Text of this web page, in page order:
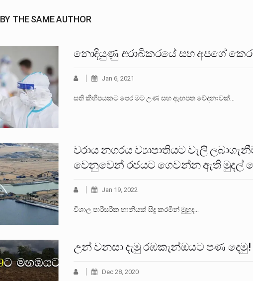
BY THE SAME AUTHOR
නොදියුණු අරාබිකරයේ සහ අපගේ
Jan 6, 2021
සති කිහිපයකට පෙර මට උණ සහ ඇඟපත වේදනාවක්…
වරාය නගරය ව්‍යාපාතියට වැලි
වෙනුවෙන් රජයට ගෙවන්න ඇති මුදල්
Jan 19, 2022
විශාල පාරිසරික හානියක් සිදු කරමින් මුහුද…
උන් වනසා දැමු රඹකැන්ඔයට පණ දෙමු!
Dec 28, 2020